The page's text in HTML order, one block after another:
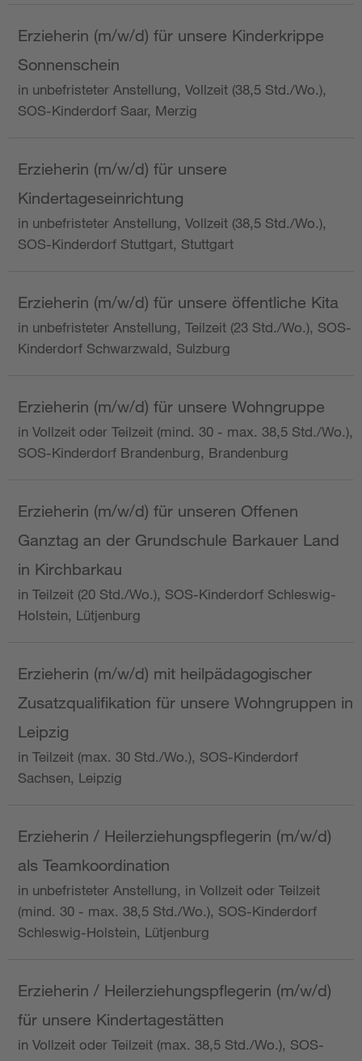
Erzieherin (m/w/d) für unsere Kinderkrippe
Sonnenschein
in unbefristeter Anstellung, Vollzeit (38,5 Std./Wo.),
SOS-Kinderdorf Saar, Merzig
Erzieherin (m/w/d) für unsere
Kindertageseinrichtung
in unbefristeter Anstellung, Vollzeit (38,5 Std./Wo.),
SOS-Kinderdorf Stuttgart, Stuttgart
Erzieherin (m/w/d) für unsere öffentliche Kita
in unbefristeter Anstellung, Teilzeit (23 Std./Wo.), SOS-
Kinderdorf Schwarzwald, Sulzburg
Erzieherin (m/w/d) für unsere Wohngruppe
in Vollzeit oder Teilzeit (mind. 30 - max. 38,5 Std./Wo.),
SOS-Kinderdorf Brandenburg, Brandenburg
Erzieherin (m/w/d) für unseren Offenen
Ganztag an der Grundschule Barkauer Land
in Kirchbarkau
in Teilzeit (20 Std./Wo.), SOS-Kinderdorf Schleswig-
Holstein, Lütjenburg
Erzieherin (m/w/d) mit heilpädagogischer
Zusatzqualifikation für unsere Wohngruppen in
Leipzig
in Teilzeit (max. 30 Std./Wo.), SOS-Kinderdorf
Sachsen, Leipzig
Erzieherin / Heilerziehungspflegerin (m/w/d)
als Teamkoordination
in unbefristeter Anstellung, in Vollzeit oder Teilzeit
(mind. 30 - max. 38,5 Std./Wo.), SOS-Kinderdorf
Schleswig-Holstein, Lütjenburg
Erzieherin / Heilerziehungspflegerin (m/w/d)
für unsere Kindertagestätten
in Vollzeit oder Teilzeit (max. 38,5 Std./Wo.), SOS-